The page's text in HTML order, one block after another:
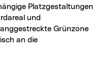
Platzgestaltungen
und
Grünzone
an die